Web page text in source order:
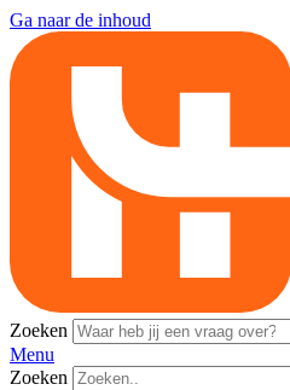
Ga naar de inhoud
Zoeken
Menu
Zoeken